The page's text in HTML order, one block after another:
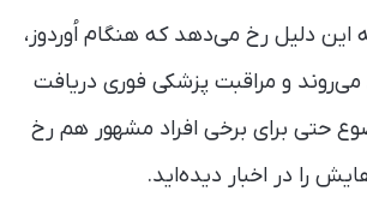
این دلیل رخ می‌دهد که هنگام اُوردوز،
می‌روند و مراقبت پزشکی فوری دریافت
حتی برای برخی افراد مشهور هم رخ
را در اخبار دیده‌اید.